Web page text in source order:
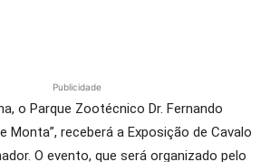
Publicidade
o Parque Zootécnico Dr. Fernando
Monta”, receberá a Exposição de Cavalo
O evento, que será organizado pelo